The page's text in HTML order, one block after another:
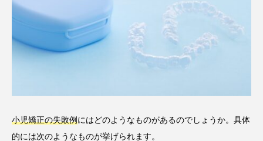
小児矯正の失敗例にはどのようなものがあるのでしょうか。具体
的には次のようなものが挙げられます。